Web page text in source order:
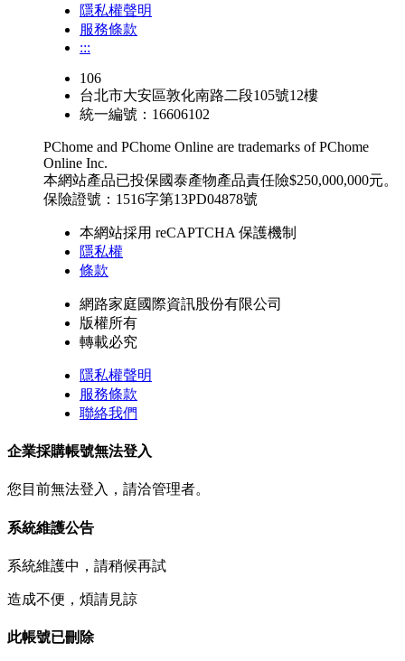
隱私權聲明
服務條款
:::
106
台北市大安區敦化南路二段105號12樓
統一編號：16606102
PChome and PChome Online are trademarks of PChome
Online Inc.
本網站產品已投保國泰產物產品責任險$250,000,000元。
保險證號：1516字第13PD04878號
本網站採用 reCAPTCHA 保護機制
隱私權
條款
網路家庭國際資訊股份有限公司
版權所有
轉載必究
隱私權聲明
服務條款
聯絡我們
企業採購帳號無法登入
您目前無法登入，請洽管理者。
系統維護公告
系統維護中，請稍候再試
造成不便，煩請見諒
此帳號已刪除